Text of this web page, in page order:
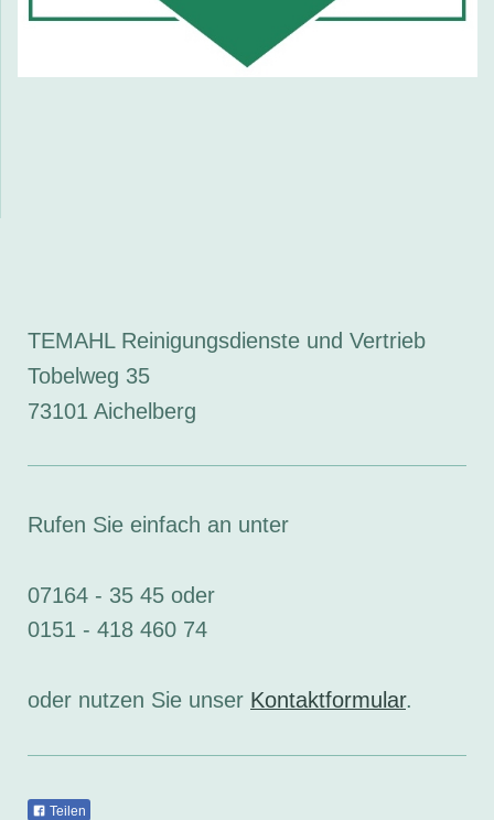
TEMAHL Reinigungsdienste und Vertrieb
Tobelweg 35
73101 Aichelberg
Rufen Sie einfach an unter
07164 - 35 45 oder
0151 - 418 460 74
oder nutzen Sie unser Kontaktformular.
Teilen